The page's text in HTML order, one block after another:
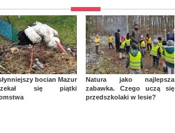
bocian Mazur
się piątki
Natura jako najlepsza
zabawka. Czego uczą się
przedszkolaki w lesie?